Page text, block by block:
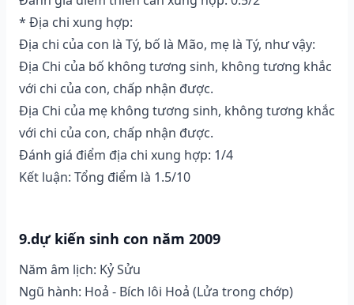
* Địa chi xung hợp:
Địa chi của con là Tý, bố là Mão, mẹ là Tý, như vậy:
Địa Chi của bố không tương sinh, không tương khắc
với chi của con, chấp nhận được.
Địa Chi của mẹ không tương sinh, không tương khắc
với chi của con, chấp nhận được.
Đánh giá điểm địa chi xung hợp: 1/4
Kết luận: Tổng điểm là 1.5/10
9.dự kiến sinh con năm 2009
Năm âm lịch: Kỷ Sửu
Ngũ hành: Hoả - Bích lôi Hoả (Lửa trong chớp)